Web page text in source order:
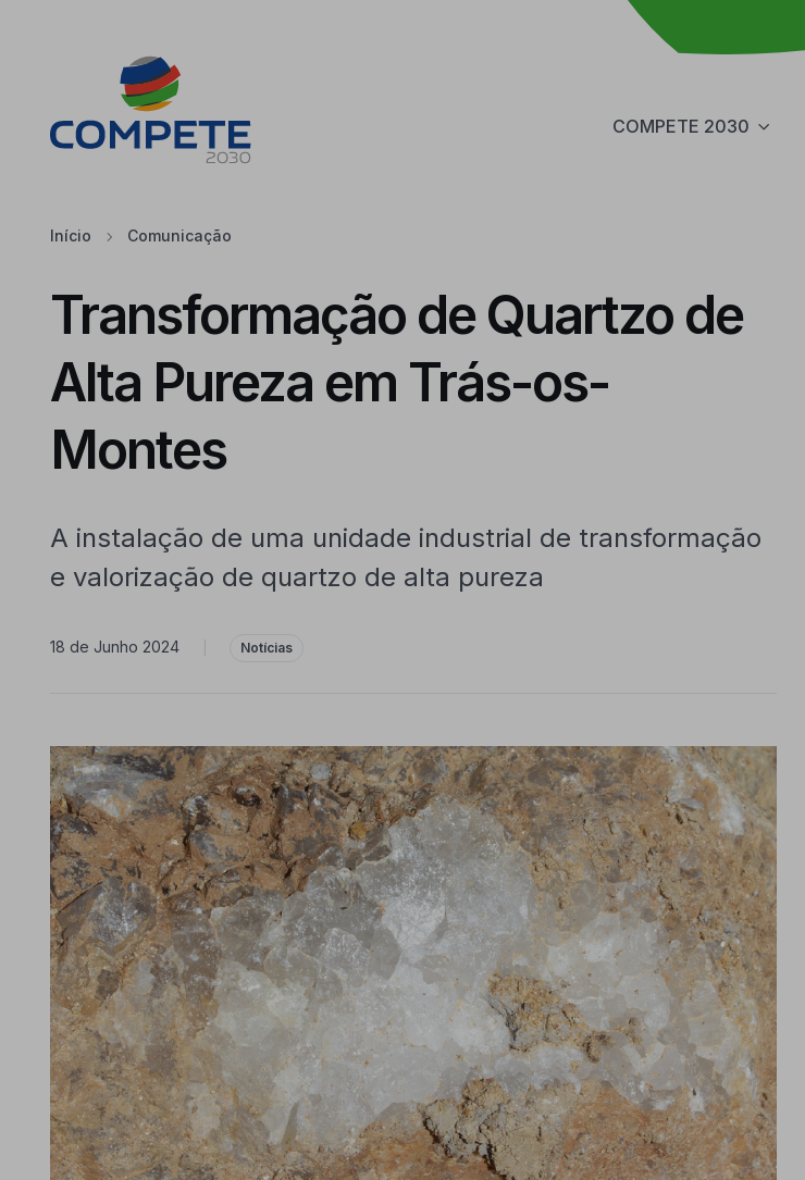
COMPETE 2030
Início Comunicação
Transformação de Quartzo de
Alta Pureza em Trás-os-
Montes
A instalação de uma unidade industrial de transformação
e valorização de quartzo de alta pureza
18 de Junho 2024 Notícias